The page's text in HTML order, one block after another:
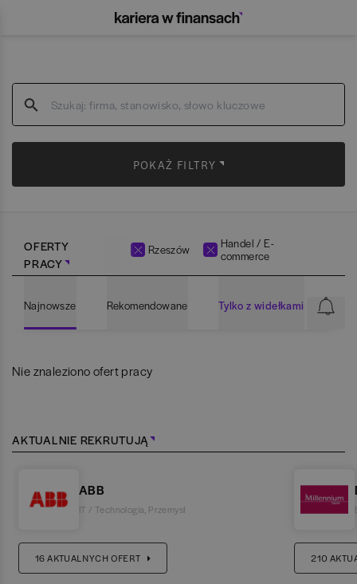
POKAŻ FILTRY
OFERTY
PRACY
Rzeszów
Handel / E-
commerce
Najnowsze Rekomendowane Tylko z widełkami
Nie znaleziono ofert pracy
AKTUALNIE REKRUTUJĄ
ABB
IT / Technologia Przemysł
16AKTUALNYCH OFERT 210